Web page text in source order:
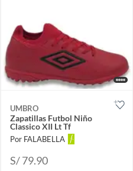
UMBRO
Zapatillas Futbol Niño
Classico XII Lt Tf
Por FALABELLA
S/ 79.90